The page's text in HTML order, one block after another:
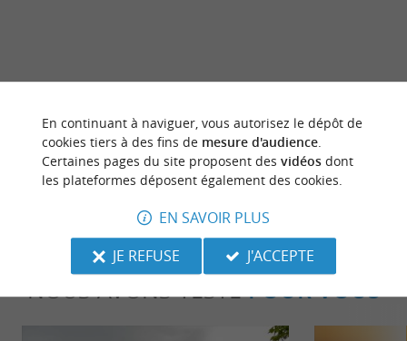
dernière mise à jour :29/06/2026 à 11:56:24
Source :Sirtaqui-Crédit photo :oit mimizan -CC BY-
NC-ND 4.0
NOUS AVONS TESTÉPOUR VOUS
En continuant à naviguer, vous autorisez le dépôt de
cookies tiers à des fins de mesure d'audience.
Certaines pages du site proposent des vidéosdont
les plateformes déposent également des cookies.
EN SAVOIR PLUS
JE REFUSE
J'ACCEPTE